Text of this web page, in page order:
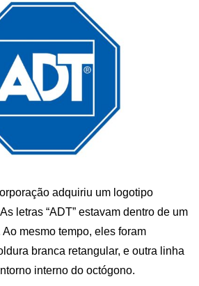
adquiriu um logotipo
letras “ADT” estavam dentro de um
mesmo tempo, eles foram
branca retangular, e outra linha
interno do octógono.